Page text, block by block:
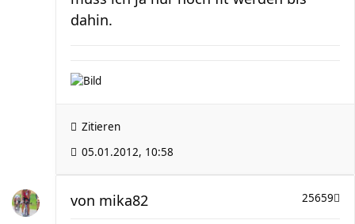
dahin.
Zitieren
05.01.2012, 10:58
25659
von mika82